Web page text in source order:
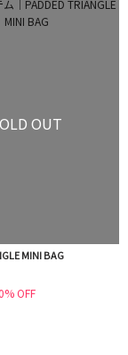
OUT
MINI BAG
OFF